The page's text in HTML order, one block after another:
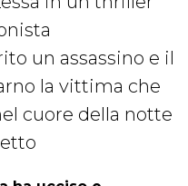
un assassino e il
la vittima che
cuore della notte